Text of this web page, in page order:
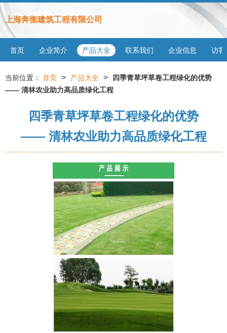
上海奔衡建筑工程有限公司
首页 企业简介 产品大全 联系我们 企业信息 访客
当前位置： 首页 > 产品大全 >
四季青草坪草卷工程绿化的优势
—— 清林农业助力高品质绿化工程
四季青草坪草卷工程绿化的优势
—— 清林农业助力高品质绿化工程